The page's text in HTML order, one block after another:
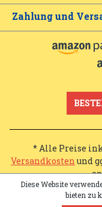
Zahlung und
* Alle Preise
Versandkosten und
Diese Website
bieten zu